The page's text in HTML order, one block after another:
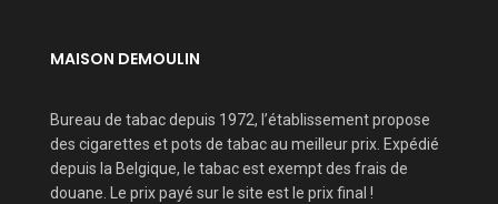
MAISON DEMOULIN
Bureau de tabac depuis 1972, l’établissement propose
des cigarettes et pots de tabac au meilleur prix. Expédié
depuis la Belgique, le tabac est exempt des frais de
douane. Le prix payé sur le site est le prix final !